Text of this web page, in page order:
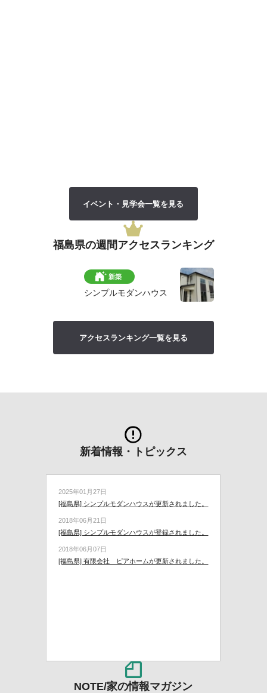
イベント・見学会一覧を見る
福島県の週間アクセスランキング
新築
シンプルモダンハウス
アクセスランキング一覧を見る
新着情報・トピックス
2025年01月27日
[福島県] シンプルモダンハウスが更新されました。
2018年06月21日
[福島県] シンプルモダンハウスが登録されました。
2018年06月07日
[福島県] 有限会社 ピアホームが更新されました。
NOTE/家の情報マガジン